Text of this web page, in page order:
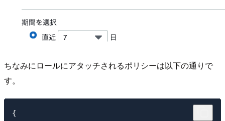
ちなみにロールにアタッチされるポリシーは以下の通りで
す。
{